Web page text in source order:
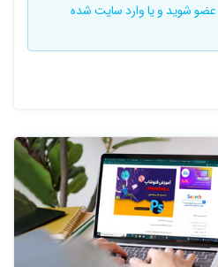
عضو شوید و یاوارد سایتشده